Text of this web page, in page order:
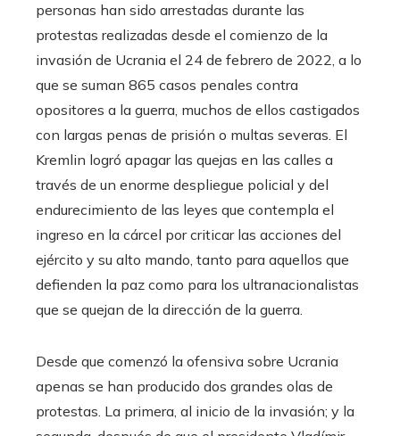
personas han sido arrestadas durante las
protestas realizadas desde el comienzo de la
invasión de Ucrania el 24 de febrero de 2022, a lo
que se suman 865 casos penales contra
opositores a la guerra, muchos de ellos castigados
con largas penas de prisión o multas severas. El
Kremlin logró apagar las quejas en las calles a
través de un enorme despliegue policial y del
endurecimiento de las leyes que contempla el
ingreso en la cárcel por criticar las acciones del
ejército y su alto mando, tanto para aquellos que
defienden la paz como para los ultranacionalistas
que se quejan de la dirección de la guerra.
Desde que comenzó la ofensiva sobre Ucrania
apenas se han producido dos grandes olas de
protestas. La primera, al inicio de la invasión; y la